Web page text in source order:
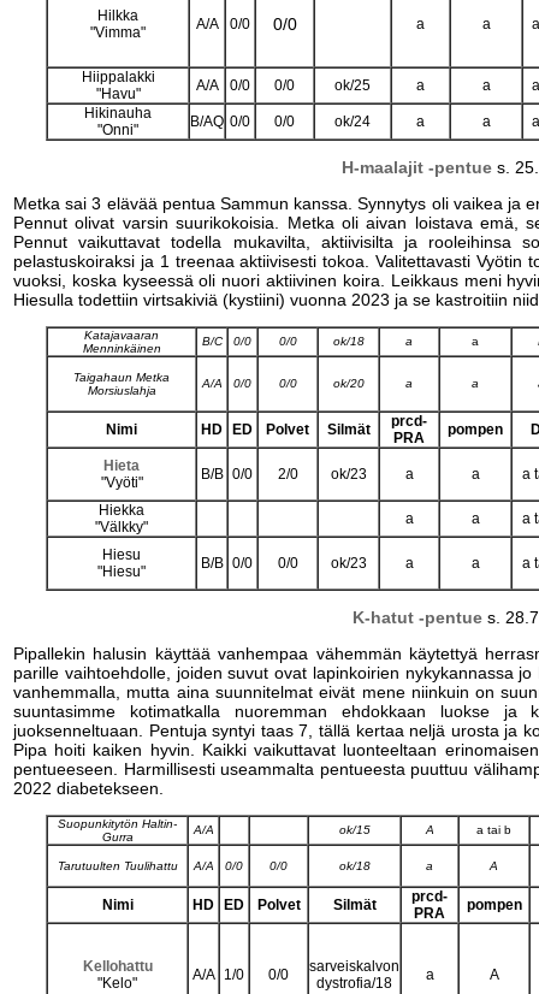
Hilkka
"Vimma"
A/A 0/0 0/0 a a
Hiippalakki
"Havu"
A/A 0/0 0/0 ok/25 a a
Hikinauha
"Onni"
B/AQ 0/0 0/0 ok/24 a a
H-maalajit -pentue s.
Metka sai 3 elävää pentua Sammun kanssa. Synnytys oli vaikea ja
Pennut olivat varsin suurikokoisia. Metka oli aivan loistava emä,
Pennut vaikuttavat todella mukavilta, aktiivisilta ja rooleihinsa
pelastuskoiraksi ja 1 treenaa aktiivisesti tokoa. Valitettavasti Vyötin
vuoksi, koska kyseessä oli nuori aktiivinen koira. Leikkaus meni
Hiesulla todettiin virtsakiviä (kystiini) vuonna 2023 ja se kastroitiin
Katajavaaran
Menninkäinen
B/C 0/0 0/0 ok/18 a a
Taigahaun Metka
Morsiuslahja
A/A 0/0 0/0 ok/20 a a
Nimi HD ED Polvet Silmät
prcd-
PRA
pompen
Hieta
"Vyöti"
B/B 0/0 2/0 ok/23 a a a
Hiekka
"Välkky"
a a a
Hiesu
"Hiesu"
B/B 0/0 0/0 ok/23 a a a
K-hatut -pentues.
Pipallekin halusin käyttää vanhempaa vähemmän käytettyä
parille vaihtoehdolle, joiden suvut ovat lapinkoirien nykykannassa
vanhemmalla, mutta aina suunnitelmat eivät mene niinkuin on
suuntasimme kotimatkalla nuoremman ehdokkaan luokse
juoksenneltuaan. Pentuja syntyi taas 7, tällä kertaa neljä urosta ja
Pipa hoiti kaiken hyvin. Kaikki vaikuttavat luonteeltaan
pentueeseen. Harmillisesti useammalta pentueesta puuttuu
2022 diabetekseen.
Suopunkitytön Haltin-
Gurra
A/A ok/15 A a tai b
Tarutuulten Tuulihattu A/A 0/0 0/0 ok/18 a A
Nimi HD ED Polvet Silmät
prcd-
PRA
pompen
Kellohattu
"Kelo"
A/A 1/0 0/0
sarveiskalvon
dystrofia/18
a A